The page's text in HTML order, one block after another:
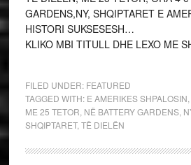
GARDENS,NY, SHQIPTARET E
HISTORI SUKSESESH…
KLIKO MBI TITULL DHE LEXO ME
FILED UNDER: FEATURED
TAGGED WITH: E AMERIKES SHPALOSIN
ME 25 TETOR NË BATTERY GARDENS,
SHQIPTARET, TË DIELËN